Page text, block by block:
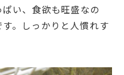
会い、食欲も旺盛なの
。しっかりと人慣れす